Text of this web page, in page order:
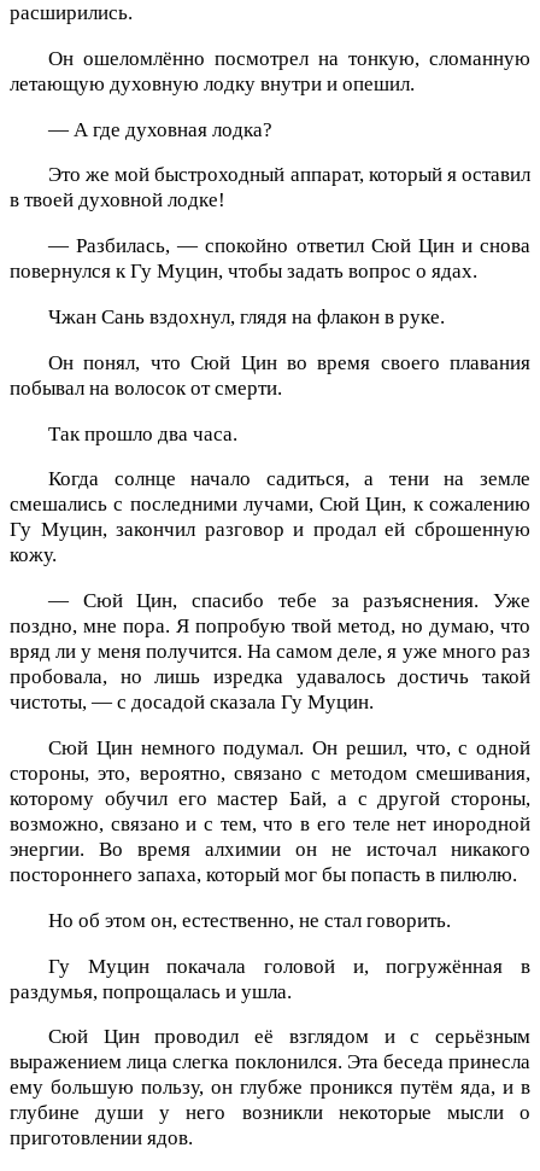
расширились.
Он ошеломлённо посмотрел на тонкую, сломанную
летающую духовную лодку внутри и опешил.
— А где духовная лодка?
Это же мой быстроходный аппарат, который я оставил
в твоей духовной лодке!
— Разбилась, — спокойно ответил Сюй Цин и снова
повернулся к Гу Муцин, чтобы задать вопрос о ядах.
Чжан Сань вздохнул, глядя на флакон в руке.
Он понял, что Сюй Цин во время своего плавания
побывал на волосок от смерти.
Так прошло два часа.
Когда солнце начало садиться, а тени на земле
смешались с последними лучами, Сюй Цин, к сожалению
Гу Муцин, закончил разговор и продал ей сброшенную
кожу.
— Сюй Цин, спасибо тебе за разъяснения. Уже
поздно, мне пора. Я попробую твой метод, но думаю, что
вряд ли у меня получится. На самом деле, я уже много раз
пробовала, но лишь изредка удавалось достичь такой
чистоты, — с досадой сказала Гу Муцин.
Сюй Цин немного подумал. Он решил, что, с одной
стороны, это, вероятно, связано с методом смешивания,
которому обучил его мастер Бай, а с другой стороны,
возможно, связано и с тем, что в его теле нет инородной
энергии. Во время алхимии он не источал никакого
постороннего запаха, который мог бы попасть в пилюлю.
Но об этом он, естественно, не стал говорить.
Гу Муцин покачала головой и, погружённая в
раздумья, попрощалась и ушла.
Сюй Цин проводил её взглядом и с серьёзным
выражением лица слегка поклонился. Эта беседа принесла
ему большую пользу, он глубже проникся путём яда, и в
глубине души у него возникли некоторые мысли о
приготовлении ядов.